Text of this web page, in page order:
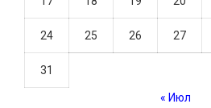
24 25 26 27
31
« Июл